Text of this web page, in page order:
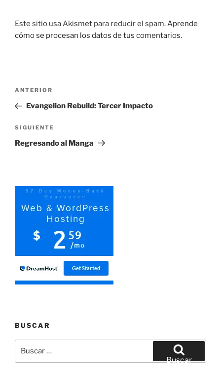
Este sitio usa Akismet para reducir el spam.Aprende
cómo se procesan los datos de tus comentarios.
Navegación
entradas
Entrada
anterior:
ANTERIOR
Evangelion Rebuild: Tercer Impacto
Siguiente
entrada
SIGUIENTE
Regresando al Manga
BUSCAR
por:
Buscar